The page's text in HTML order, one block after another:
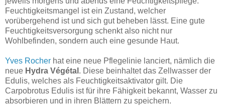
Feuchtigkeitsmangel ist ein Zustand, welcher
vorübergehend ist und sich gut beheben lässt. Eine gute
Feuchtigkeitsversorgung schenkt also nicht nur
Wohlbefinden, sondern auch eine gesunde Haut.
Yves Rocher hat eine neue Pflegelinie lanciert, nämlich die
neue Hydra Végétal . Diese beinhaltet das Zellwasser der
Edulis, welches als Feuchtigkeitsaktivator gilt. Die
Carpobrotus Edulis ist für ihre Fähigkeit bekannt, Wasser zu
absorbieren und in ihren Blättern zu speichern.